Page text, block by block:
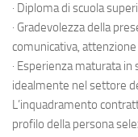
· Diploma di scuola
· Gradevolezza della
comunicativa,
· Esperienza maturata
idealmente nel settore
L’inquadramento
profilo della persona